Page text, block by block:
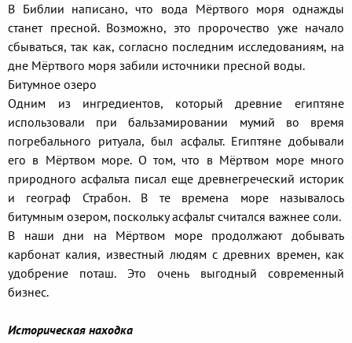
В Библии написано, что вода Мёртвого моря однажды
станет пресной. Возможно, это пророчество уже начало
сбываться, так как, согласно последним исследованиям, на
дне Мёртвого моря забили источники пресной воды.
Битумное озеро
Одним из ингредиентов, который древние египтяне
использовали при бальзамировании мумий во время
погребального ритуала, был асфальт. Египтяне добывали
его в Мёртвом море. О том, что в Мёртвом море много
природного асфальта писал еще древнегреческий историк
и географ Страбон. В те времена море называлось
битумным озером, поскольку асфальт считался важнее соли.
В наши дни на Мёртвом море продолжают добывать
карбонат калия, известный людям с древних времен, как
удобрение поташ. Это очень выгодный современный
бизнес.
Историческая находка